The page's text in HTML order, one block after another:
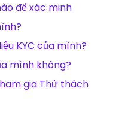
để xác minh
KYC của mình?
mình không?
gia Thử thách